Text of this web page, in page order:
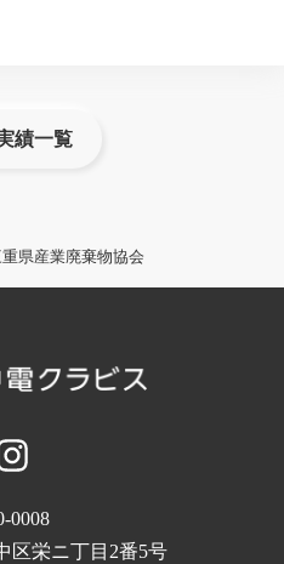
績一覧
県産業廃棄物協会
0008
区栄ニ丁目2番5号